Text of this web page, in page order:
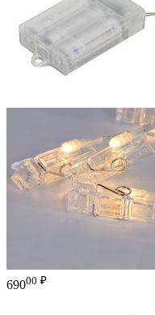
69000 ₽